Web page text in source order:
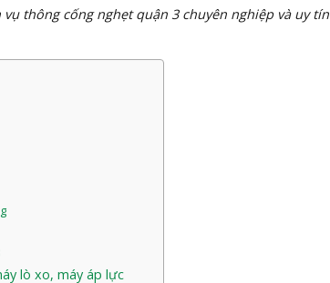
nghẹt quận 3 chuyên nghiệp và uy tín
lò xo, máy áp lực